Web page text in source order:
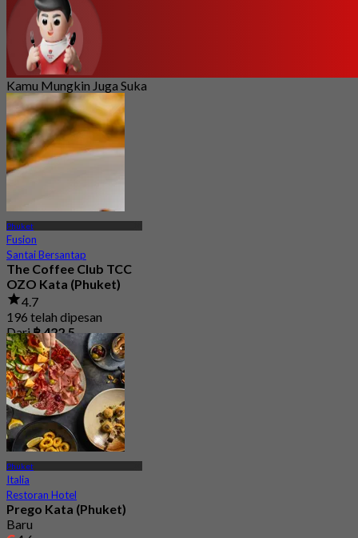
Kamu Mungkin Juga Suka
Phuket
Fusion
Santai Bersantap
The Coffee Club TCC
OZO Kata (Phuket)
4.7
196 telah dipesan
Dari฿ 422.5
Phuket
Italia
Restoran Hotel
Prego Kata (Phuket)
Baru